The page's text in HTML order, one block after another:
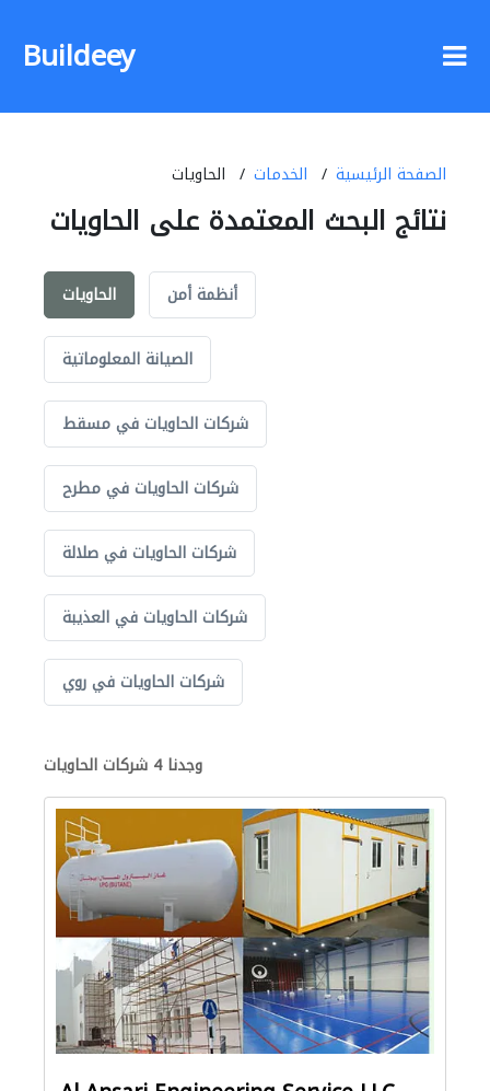
Buildeey
الصفحة الرئيسية الخدمات الحاويات
نتائج البحث المعتمدة على الحاويات
الحاويات أنظمة أمن
الصيانة المعلوماتية
شركات الحاويات في مسقط
شركات الحاويات في مطرح
شركات الحاويات في صلالة
شركات الحاويات في العذيبة
شركات الحاويات في روي
وجدنا 4 شركات الحاويات